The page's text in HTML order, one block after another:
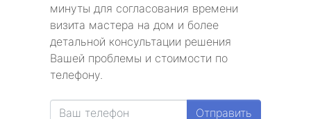
минуты для согласования времени
визита мастера на дом и более
детальной консультации решения
Вашей проблемы и стоимости по
телефону.
Отправить